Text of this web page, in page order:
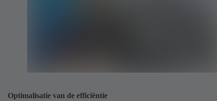
Optimalisatie van de efficiëntie